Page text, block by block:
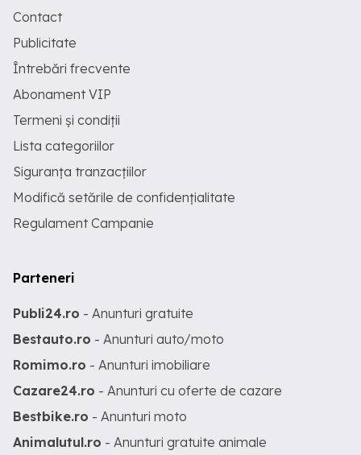
Contact
Publicitate
Întrebări frecvente
Abonament VIP
Termeni și condiții
Lista categoriilor
Siguranța tranzacțiilor
Modifică setările de confidențialitate
Regulament Campanie
Parteneri
Publi24.ro - Anunturi gratuite
Bestauto.ro - Anunturi auto/moto
Romimo.ro - Anunturi imobiliare
Cazare24.ro - Anunturi cu oferte de cazare
Bestbike.ro - Anunturi moto
Animalutul.ro - Anunturi gratuite animale